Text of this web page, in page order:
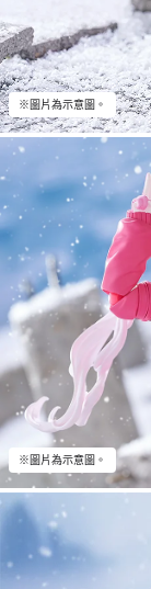
※圖片為示意圖。
※圖片為示意圖。